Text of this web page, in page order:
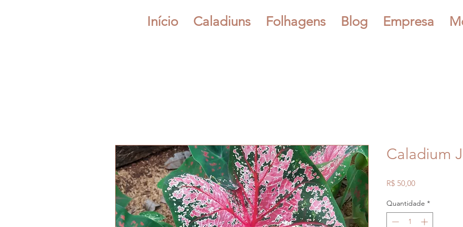
Início Caladiuns Folhagens Blog Empresa
Caladium
R$ 50,00Preço
Quantidade *